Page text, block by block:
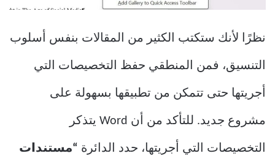
نظرًا لأنك ستكتب الكثير من المقالات بنفس أسلوب
التنسيق، فمن المنطقي حفظ التخصيصات التي
أجريتها حتى تتمكن من تطبيقها بسهولة على
مشروع جديد. للتأكد من أن Word يتذكر
التخصيصات التي أجريتها، حدد الدائرة “مستندات